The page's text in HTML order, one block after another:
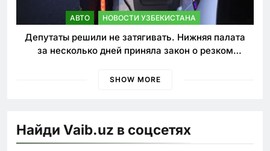
АВТО НОВОСТИ УЗБЕКИСТАНА
Депутаты решили не затягивать. Нижняя палата
за несколько дней приняла закон о резком
SHOW MORE
Найди Vaib.uz в соцсетях